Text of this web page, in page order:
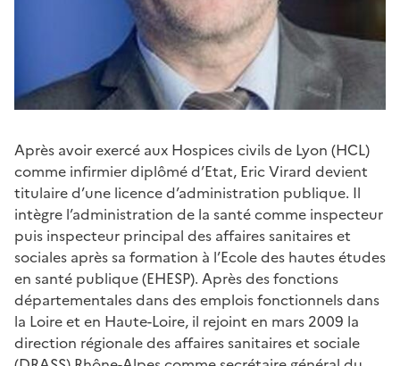
Après avoir exercé aux Hospices civils de Lyon (HCL)
comme infirmier diplômé d’Etat, Eric Virard devient
titulaire d’une licence d’administration publique. Il
intègre l’administration de la santé comme inspecteur
puis inspecteur principal des affaires sanitaires et
sociales après sa formation à l’Ecole des hautes études
en santé publique (EHESP). Après des fonctions
départementales dans des emplois fonctionnels dans
la Loire et en Haute-Loire, il rejoint en mars 2009 la
direction régionale des affaires sanitaires et sociale